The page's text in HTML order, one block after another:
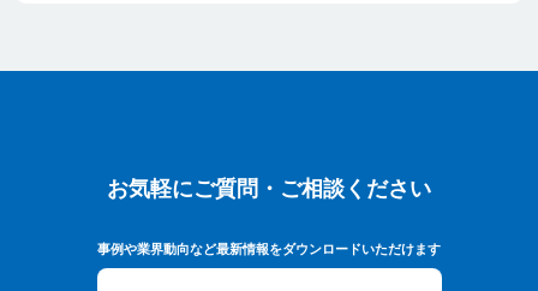
お気軽にご質問・ご相談ください
お気軽にご質問・ご相談ください
事例や業界動向など最新情報をダウンロードいただけます